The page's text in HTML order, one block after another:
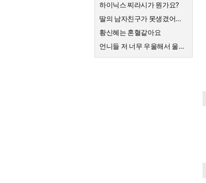
하이닉스 찌라시가 뭔가요?
딸의 남자친구가 못생겼어요 ㅡㆍㅡ
황신혜는 혼혈같아요
언니들 저 너무 우울해서 울어요